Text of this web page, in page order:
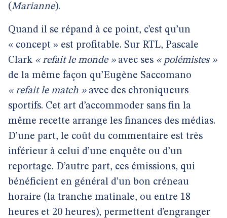
(Marianne).
Quand il se répand à ce point, c’est qu’un
« concept » est profitable. Sur RTL, Pascale
Clark « refait le monde »avec ses « polémistes »
de la même façon qu’Eugène Saccomano
« refait le match »avec des chroniqueurs
sportifs. Cet art d’accommoder sans fin la
même recette arrange les finances des médias.
D’une part, le coût du commentaire est très
inférieur à celui d’une enquête ou d’un
reportage. D’autre part, ces émissions, qui
bénéficient en général d’un bon créneau
horaire (la tranche matinale, ou entre 18
heures et 20 heures), permettent d’engranger